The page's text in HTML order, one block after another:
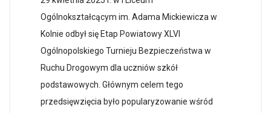
Ogólnokształcącym im. Adama Mickiewicza w
Kolnie odbył się Etap Powiatowy XLVI
Ogólnopolskiego Turnieju Bezpieczeństwa w
Ruchu Drogowym dla uczniów szkół
podstawowych. Głównym celem tego
przedsięwzięcia było popularyzowanie wśród